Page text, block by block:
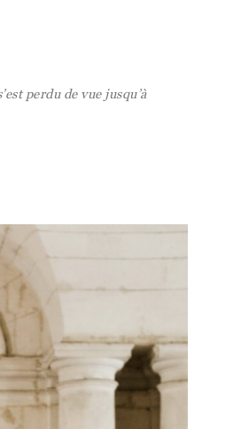
perdu de vue jusqu’à